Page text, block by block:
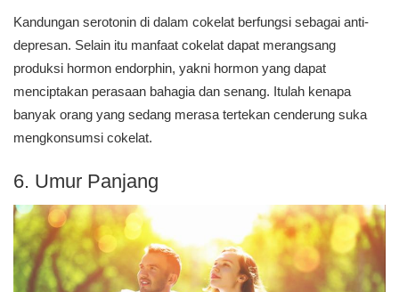
Kandungan serotonin di dalam cokelat berfungsi sebagai anti-
depresan. Selain itu manfaat cokelat dapat merangsang
produksi hormon endorphin, yakni hormon yang dapat
menciptakan perasaan bahagia dan senang. Itulah kenapa
banyak orang yang sedang merasa tertekan cenderung suka
mengkonsumsi cokelat.
6. Umur Panjang